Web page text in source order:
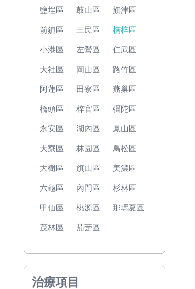
鹽埕區 鼓山區 旗津區
前鎮區 三民區 楠梓區
小港區 左營區 仁武區
大社區 岡山區 路竹區
阿蓮區 田寮區 燕巢區
橋頭區 梓官區 彌陀區
永安區 湖內區 鳳山區
大寮區 林園區 鳥松區
大樹區 旗山區 美濃區
六龜區 內門區 杉林區
甲仙區 桃源區 那瑪夏區
茂林區 茄萣區
治療項目